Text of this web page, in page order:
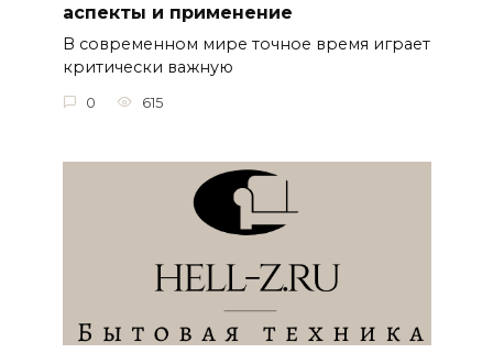
аспекты и применение
В современном мире точное время играет
критически важную
0 615